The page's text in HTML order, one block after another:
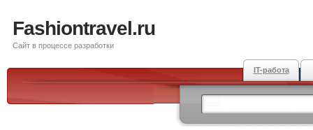
Fashiontravel.ru
Сайт в процессе разработки
IT-работа